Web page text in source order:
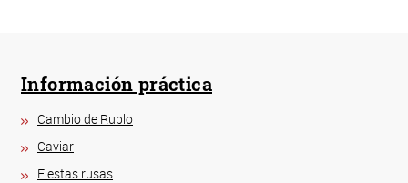
Información práctica
Cambio de Rublo
Caviar
Fiestas rusas